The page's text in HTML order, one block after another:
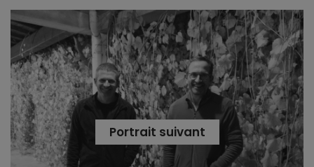
Stéphan Lagorce, l’ogre de la curiosité
Portrait suivant